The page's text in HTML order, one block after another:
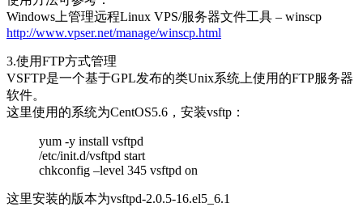
Windows上管理远程Linux VPS/服务器文件工具 – winscp
http://www.vpser.net/manage/winscp.html
3.使用FTP方式管理
VSFTP是一个基于GPL发布的类Unix系统上使用的FTP服务器
软件。
这里使用的系统为CentOS5.6，安装vsftp：
yum -y install vsftpd
/etc/init.d/vsftpd start
chkconfig –level 345 vsftpd on
这里安装的版本为vsftpd-2.0.5-16.el5_6.1